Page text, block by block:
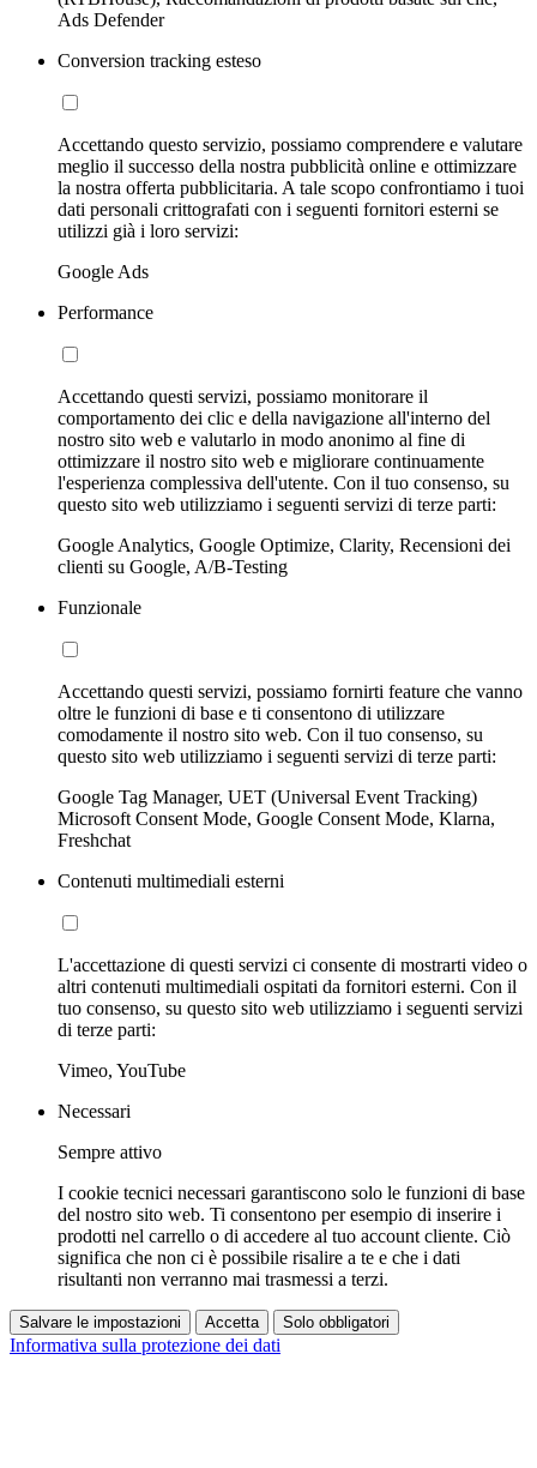
Ads Defender
Conversion tracking esteso
Accettando questo servizio, possiamo comprendere e valutare
meglio il successo della nostra pubblicità online e ottimizzare
la nostra offerta pubblicitaria. A tale scopo confrontiamo i tuoi
dati personali crittografati con i seguenti fornitori esterni se
utilizzi già i loro servizi:
Google Ads
Performance
Accettando questi servizi, possiamo monitorare il
comportamento dei clic e della navigazione all'interno del
nostro sito web e valutarlo in modo anonimo al fine di
ottimizzare il nostro sito web e migliorare continuamente
l'esperienza complessiva dell'utente. Con il tuo consenso, su
questo sito web utilizziamo i seguenti servizi di terze parti:
Google Analytics, Google Optimize, Clarity, Recensioni dei
clienti su Google, A/B-Testing
Funzionale
Accettando questi servizi, possiamo fornirti feature che vanno
oltre le funzioni di base e ti consentono di utilizzare
comodamente il nostro sito web. Con il tuo consenso, su
questo sito web utilizziamo i seguenti servizi di terze parti:
Google Tag Manager, UET (Universal Event Tracking)
Microsoft Consent Mode, Google Consent Mode, Klarna,
Freshchat
Contenuti multimediali esterni
L'accettazione di questi servizi ci consente di mostrarti video o
altri contenuti multimediali ospitati da fornitori esterni. Con il
tuo consenso, su questo sito web utilizziamo i seguenti servizi
di terze parti:
Vimeo, YouTube
Necessari
Sempre attivo
I cookie tecnici necessari garantiscono solo le funzioni di base
del nostro sito web. Ti consentono per esempio di inserire i
prodotti nel carrello o di accedere al tuo account cliente. Ciò
significa che non ci è possibile risalire a te e che i dati
risultanti non verranno mai trasmessi a terzi.
Salvare le impostazioni Accetta Solo obbligatori
Informativa sulla protezione dei dati